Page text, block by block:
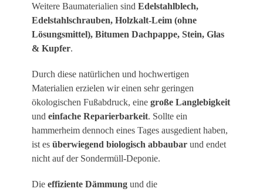
Weitere Baumaterialien sind Edelstahlblech,
Edelstahlschrauben, Holzkalt-Leim (ohne
Lösungsmittel), Bitumen Dachpappe, Stein, Glas
& Kupfer.
Durch diese natürlichen und hochwertigen
Materialien erzielen wir einen sehr geringen
ökologischen Fußabdruck, eine große Langlebigkeit
und einfache Reparierbarkeit. Sollte ein
hammerheim dennoch eines Tages ausgedient haben,
ist es überwiegend biologisch abbaubar und endet
nicht auf der Sondermüll-Deponie.
Die effiziente Dämmung und die